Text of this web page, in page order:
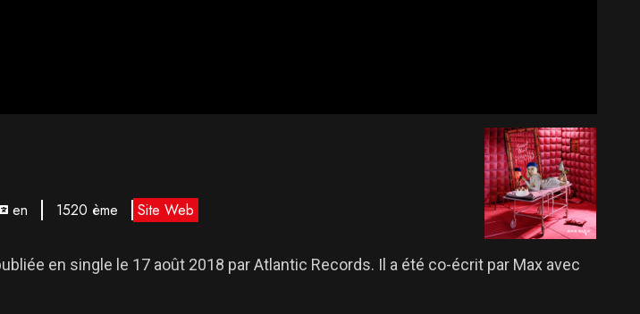
en 1520 ème Site Web
en single le 17 août 2018 par Atlantic Records. Il a été co-écrit par Max avec